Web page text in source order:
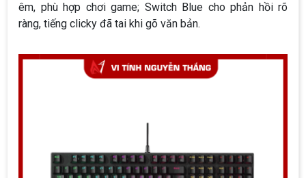
êm, phù hợp chơi game; Switch Blue cho phản hồi rõ
ràng, tiếng clicky đã tai khi gõ văn bản.